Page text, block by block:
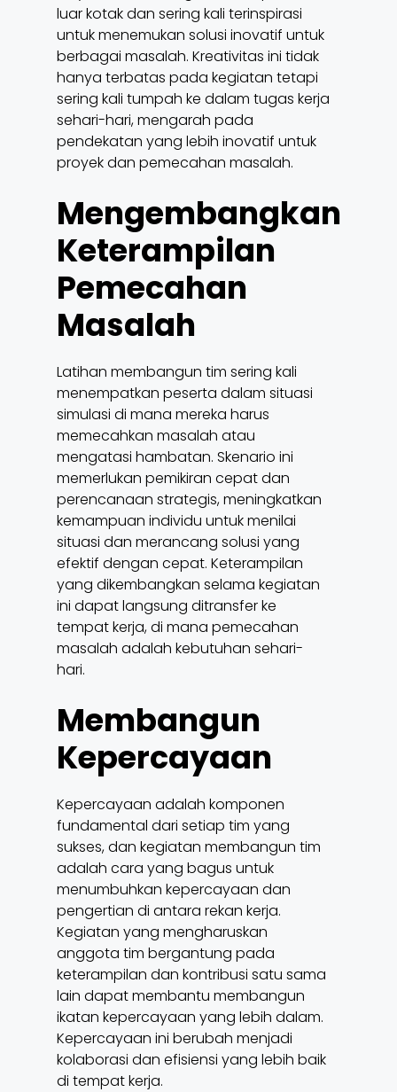
luar kotak dan sering kali terinspirasi
untuk menemukan solusi inovatif untuk
berbagai masalah. Kreativitas ini tidak
hanya terbatas pada kegiatan tetapi
sering kali tumpah ke dalam tugas kerja
sehari-hari, mengarah pada
pendekatan yang lebih inovatif untuk
proyek dan pemecahan masalah.
Mengembangkan
Keterampilan
Pemecahan
Masalah
Latihan membangun tim sering kali
menempatkan peserta dalam situasi
simulasi di mana mereka harus
memecahkan masalah atau
mengatasi hambatan. Skenario ini
memerlukan pemikiran cepat dan
perencanaan strategis, meningkatkan
kemampuan individu untuk menilai
situasi dan merancang solusi yang
efektif dengan cepat. Keterampilan
yang dikembangkan selama kegiatan
ini dapat langsung ditransfer ke
tempat kerja, di mana pemecahan
masalah adalah kebutuhan sehari-
hari.
Membangun
Kepercayaan
Kepercayaan adalah komponen
fundamental dari setiap tim yang
sukses, dan kegiatan membangun tim
adalah cara yang bagus untuk
menumbuhkan kepercayaan dan
pengertian di antara rekan kerja.
Kegiatan yang mengharuskan
anggota tim bergantung pada
keterampilan dan kontribusi satu sama
lain dapat membantu membangun
ikatan kepercayaan yang lebih dalam.
Kepercayaan ini berubah menjadi
kolaborasi dan efisiensi yang lebih baik
di tempat kerja.